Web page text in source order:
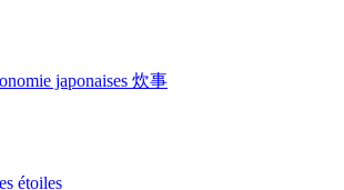
japonaises 炊事
étoiles